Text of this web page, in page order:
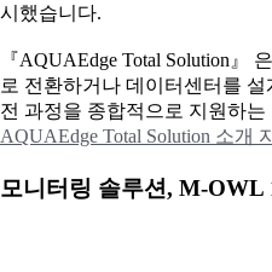
시했습니다.
『AQUAEdge Total Solution』
로 전환하거나 데이터센터를
전 과정을 종합적으로 지원하
AQUAEdge Total Solution 소개
모니터링 솔루션, M-OWL